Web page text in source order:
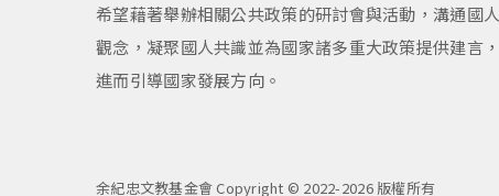
希望藉著舉辦相關公共政策的研討會與活動，溝通國人
觀念，凝聚國人共識並為國家諸多重大政策提供建言，
進而引導國家發展方向。
余紀忠文教基金會 Copyright © 2022-2026 版權所有